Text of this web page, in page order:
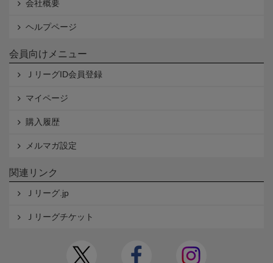
会社概要
ヘルプページ
会員向けメニュー
ＪリーグID会員登録
マイページ
購入履歴
メルマガ設定
関連リンク
Ｊリーグ.jp
Ｊリーグチケット